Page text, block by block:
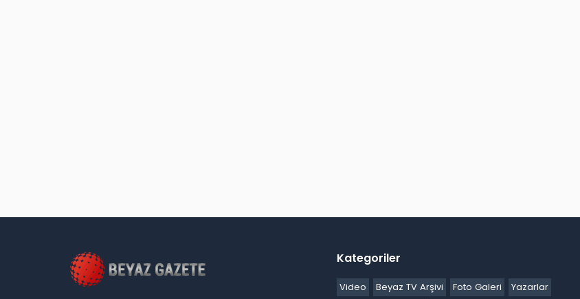
Kategoriler
Video Beyaz TV Arşivi Foto Galeri
Yazarlar